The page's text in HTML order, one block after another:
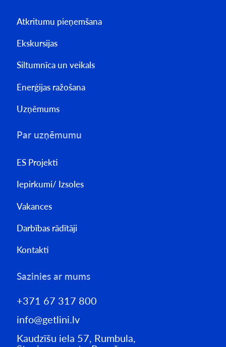
Atkritumu pieņemšana
Ekskursijas
Siltumnīca un veikals
Enerģijas ražošana
Uzņēmums
Par uzņēmumu
ES Projekti
Iepirkumi/ Izsoles
Vakances
Darbības rādītāji
Kontakti
Sazinies ar mums
+371 67 317 800
info@getlini.lv
Kaudzīšu iela 57, Rumbula,